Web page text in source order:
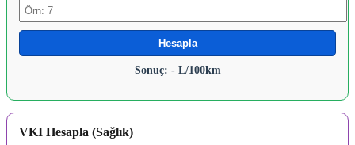
Hesapla
Sonuç: - L/100km
VKI Hesapla (Sağlık)